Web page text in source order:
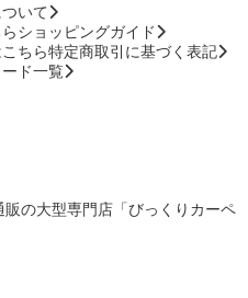
いて
ショッピングガイド
特定商取引に基づく表記
ド一覧
販の大型専門店「びっくりカーペ